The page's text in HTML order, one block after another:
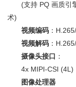
(支持 PQ 画质引擎
术)
视频编码 ：
视频解码 ：
摄像头接口 ：
4x MIPI-CSI (4L)
图像处理器